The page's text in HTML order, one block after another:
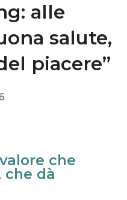
alle
salute,
piacere”
che
dà